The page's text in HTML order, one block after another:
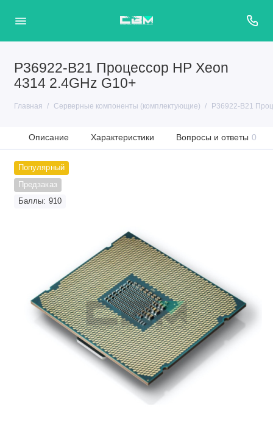
P36922-B21 Процессор HP Xeon
4314 2.4GHz G10+
Главная Серверные компоненты (комплектующие) P36922-B21
Описание Характеристики Вопросы и ответы 0
Популярный
Предзаказ
Баллы: 910